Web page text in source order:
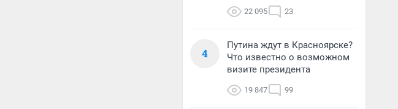
22 095 23
4
Путина ждут в Красноярске?
Что известно о возможном
визите президента
19 847 99